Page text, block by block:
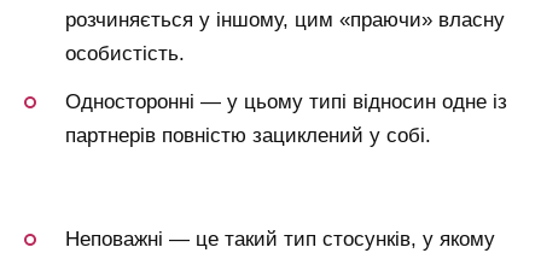
розчиняється у іншому, цим «праючи» власну
особистість.
Односторонні — у цьому типі відносин одне із
партнерів повністю зациклений у собі.
Неповажні — це такий тип стосунків, у якому